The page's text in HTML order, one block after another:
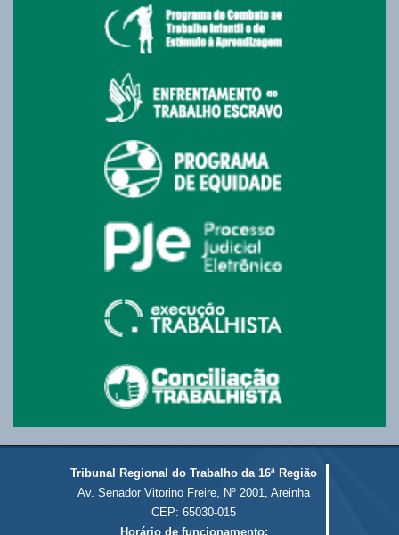
Tribunal Regional do Trabalho da 16ª Região
Av. Senador Vitorino Freire, Nº 2001, Areinha
CEP: 65030-015
Horário de funcionamento: